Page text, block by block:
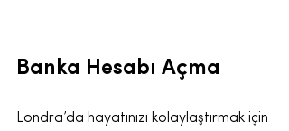
Banka Hesabı Açma
Londra’da hayatınızı kolaylaştırmak için